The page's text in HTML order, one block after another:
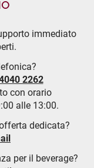
immediato
2262
con orario
alle 13:00.
dedicata?
per il beverage?